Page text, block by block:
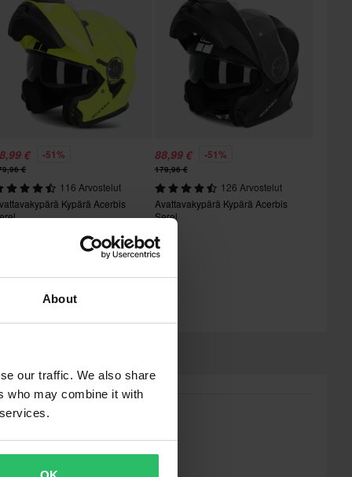
About
our traffic. We also share
who may combine it with
€ -51%
€
116 Arvostelut
Kypärä Acerbis
88,99 € -51%
179,96 €
126 Arvostelut
Avattavakypärä Kypärä Acerbis
Serel